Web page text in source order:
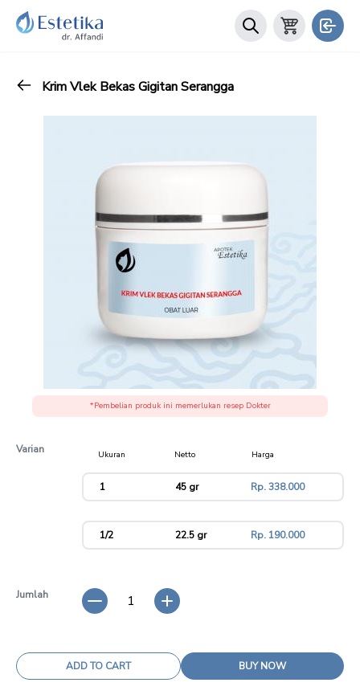
Krim Vlek Bekas Gigitan Serangga
*Pembelian produk ini memerlukan resep Dokter
Varian Ukuran Netto
Harga
variant
1 45 gr Rp. 338.000
1/2 22.5 gr Rp. 190.000
Jumlah 1
ADD TO CART BUY NOW